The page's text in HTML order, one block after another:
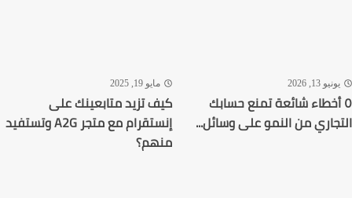
13, 2026
شائعة تمنع حسابك
من النمو على وسائل...
مايو 19, 2025
كيف تزيد متابعينك على
إنستقرام مع متجر A2G وتستفيد
منهم؟